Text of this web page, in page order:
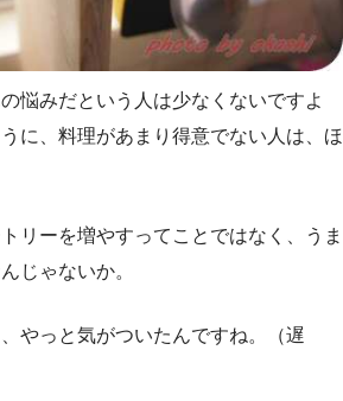
悩みだという人は少なくないですよ
に、料理があまり得意でない人は、ほ
リーを増やすってことではなく、うま
じゃないか。
やっと気がついたんですね。（遅